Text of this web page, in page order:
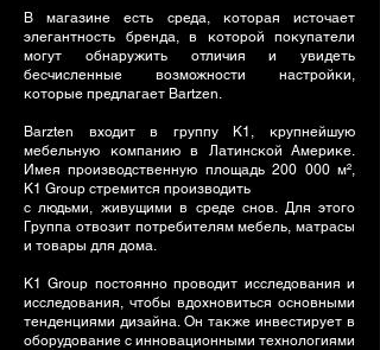
В магазине есть среда, которая источает
элегантность бренда, в которой покупатели
могут обнаружить отличия и увидеть
бесчисленные возможности настройки,
которые предлагает Bartzen.
Barzten входит в группу K1, крупнейшую
мебельную компанию в Латинской Америке.
Имея производственную площадь 200 000 м²,
K1 Group стремится производить
с людьми, живущими в среде снов. Для этого
Группа отвозит потребителям мебель, матрасы
и товары для дома.
K1 Group постоянно проводит исследования и
исследования, чтобы вдохновиться основными
тенденциями дизайна. Он также инвестирует в
оборудование с инновационными технологиями